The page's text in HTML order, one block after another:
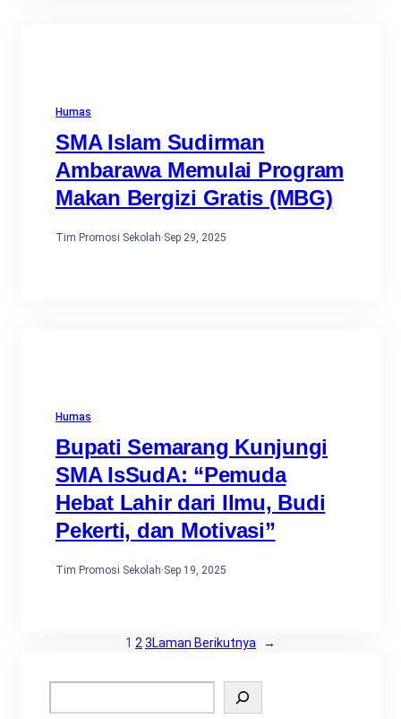
Humas
SMA Islam Sudirman
Ambarawa Memulai Program
Makan Bergizi Gratis (MBG)
Tim Promosi Sekolah·Sep 29, 2025
Humas
Bupati Semarang Kunjungi
SMA IsSudA: “Pemuda
Hebat Lahir dari Ilmu, Budi
Pekerti, dan Motivasi”
Tim Promosi Sekolah·Sep 19, 2025
1 23Laman Berikutnya →
e